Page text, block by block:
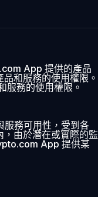
App 提供的產品
和服務的使用權限。
務的使用權限。
務可用性，受到各
由於潛在或實際的監
App 提供某